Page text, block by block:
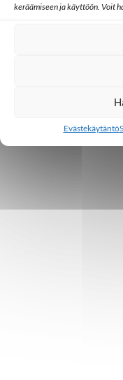
keräämiseen ja käyttöön. Voit
Evästekäytäntö